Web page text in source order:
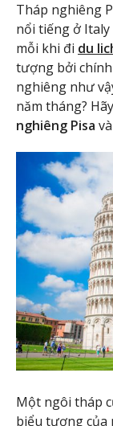
Tháp nghiêng
nổi tiếng ở
mỗi khi đi du
tượng bởi
nghiêng như
năm tháng?
nghiêng Pisa
Một ngôi tháp
biểu tượng của